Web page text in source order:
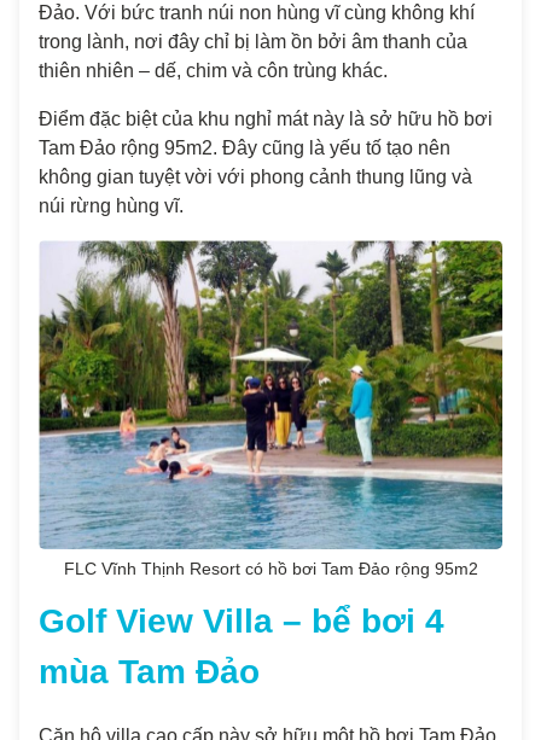
Đảo. Với bức tranh núi non hùng vĩ cùng không khí
trong lành, nơi đây chỉ bị làm ồn bởi âm thanh của
thiên nhiên – dế, chim và côn trùng khác.
Điểm đặc biệt của khu nghỉ mát này là sở hữu hồ bơi
Tam Đảo rộng 95m2. Đây cũng là yếu tố tạo nên
không gian tuyệt vời với phong cảnh thung lũng và
núi rừng hùng vĩ.
FLC Vĩnh Thịnh Resort có hồ bơi Tam Đảo rộng 95m2
Golf View Villa – bể bơi 4
mùa Tam Đảo
Căn hộ villa cao cấp này sở hữu một hồ bơi Tam Đảo